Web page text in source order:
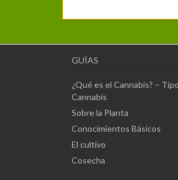
GUÍAS
¿Qué es el Cannabis? –
Cannabis
Sobre la Planta
Conocimientos Básicos
El cultivo
Cosecha